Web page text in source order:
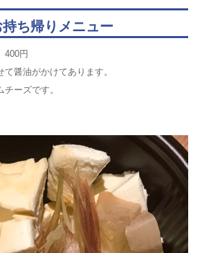
ち帰りメニュー
400円
醤油がかけてあります。
ーズです。